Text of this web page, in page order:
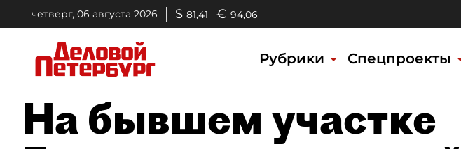
четверг, 06 августа 2026 $ 81,41 € 94,06
Рубрики Спецпроекты
На бывшем участке